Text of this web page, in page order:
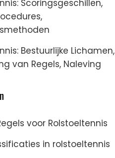
Scoringsgeschillen,
Bestuurlijke Lichamen,
van Regels, Naleving
voor Rolstoeltennis
in rolstoeltennis